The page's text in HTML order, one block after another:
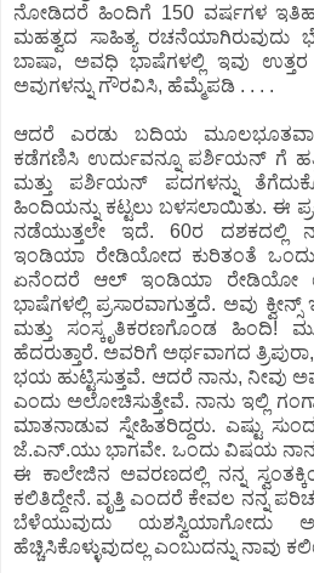
ನೋಡಿದರೆ ಹಿಂದಿಗೆ 150 ವರ್ಷಗಳ
ಮಹತ್ವದ ಸಾಹಿತ್ಯ
ಬಾಷಾ, ಅವಧಿ ಭಾಷೆಗಳಲ್ಲಿ ಇವು ಉತ್ತರ
ಅವುಗಳನ್ನು ಗೌರವಿಸಿ, ಹೆಮ್ಮೆಪಡಿ . . . .
ಆದರೆ ಎರಡು ಬದಿಯ
ಕಡೆಗಣಿಸಿ ಉರ್ದುವನ್ನೂ ಪರ್ಶಿಯನ್ ಗೆ
ಮತ್ತು ಪರ್ಶಿಯನ್ ಪದಗಳನ್ನು
ಹಿಂದಿಯನ್ನು ಕಟ್ಟಲು ಬಳಸಲಾಯಿತು. ಈ
ನಡೆಯುತ್ತಲೇ ಇದೆ. 60ರ ದಶಕದಲ್ಲಿ
ಇಂಡಿಯಾ ರೇಡಿಯೋದ ಕುರಿತಂತೆ ಒಂದು
ಏನೆಂದರೆ ಆಲ್ ಇಂಡಿಯಾ ರೇಡಿಯೋ
ಭಾಷೆಗಳಲ್ಲಿ ಪ್ರಸಾರವಾಗುತ್ತದೆ. ಅವು
ಮತ್ತು ಸಂಸ್ಕೃತಿಕರಣಗೊಂಡ ಹಿಂದಿ!
ಹೆದರುತ್ತಾರೆ. ಅವರಿಗೆ ಅರ್ಥವಾಗದ
ಭಯ ಹುಟ್ಟಿಸುತ್ತವೆ. ಆದರೆ ನಾನು, ನೀವು
ಎಂದು ಅಲೋಚಿಸುತ್ತೇವೆ. ನಾನು ಇಲ್ಲಿ ಗಂಗಾ
ಮಾತನಾಡುವ ಸ್ನೇಹಿತರಿದ್ದರು. ಎಷ್ಟು
ಜೆ.ಎನ್.ಯು ಭಾಗವೇ. ಒಂದು ವಿಷಯ
ಈ ಕಾಲೇಜಿನ ಅವರಣದಲ್ಲಿ ನನ್ನ
ಕಲಿತಿದ್ದೇನೆ. ವೃತ್ತಿ ಎಂದರೆ ಕೇವಲ ನನ್ನ
ಬೆಳೆಯುವುದು ಯಶಸ್ವಿಯಾಗೋದು
ಹೆಚ್ಚಿಸಿಕೊಳ್ಳುವುದಲ್ಲ ಎಂಬುದನ್ನು ನಾವು